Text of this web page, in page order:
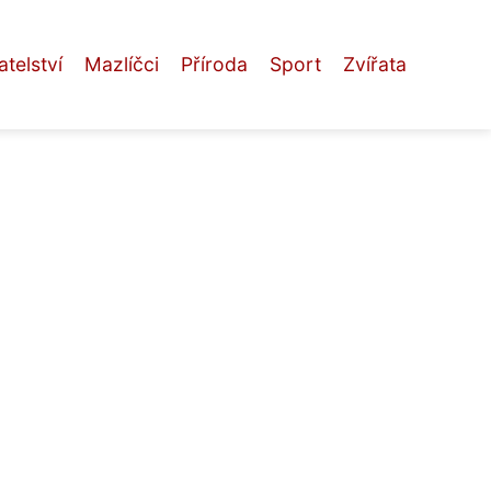
Mazlíčci Příroda Sport Zvířata